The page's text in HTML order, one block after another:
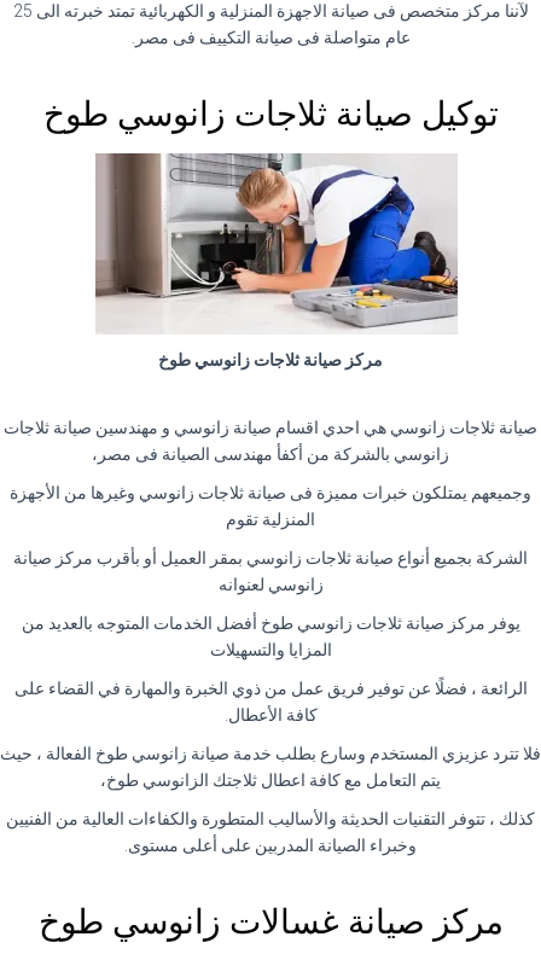
لآننا مركز متخصص فى صيانة الاجهزة المنزلية و الكهربائية تمتد خبرته الى 25
عام متواصلة فى صيانة التكييف فى مصر.
توكيل صيانة ثلاجات زانوسي طوخ
مركز صيانة ثلاجات زانوسي طوخ
صيانة ثلاجات زانوسي هي احدي اقسام صيانة زانوسي و مهندسين صيانة ثلاجات
زانوسي بالشركة من أكفأ مهندسى الصيانة فى مصر،
وجميعهم يمتلكون خبرات مميزة فى صيانة ثلاجات زانوسي وغيرها من الأجهزة
المنزلية تقوم
الشركة بجميع أنواع صيانة ثلاجات زانوسي بمقر العميل أو بأقرب مركز صيانة
زانوسي لعنوانه
يوفر مركز صيانة ثلاجات زانوسي طوخ أفضل الخدمات المتوجه بالعديد من
المزايا والتسهيلات
الرائعة ، فضلًا عن توفير فريق عمل من ذوي الخبرة والمهارة في القضاء على
كافة الأعطال.
فلا تترد عزيزي المستخدم وسارع بطلب خدمة صيانة زانوسي طوخ الفعالة ، حيث
يتم التعامل مع كافة اعطال ثلاجتك الزانوسي طوخ،
كذلك ، تتوفر التقنيات الحديثة والأساليب المتطورة والكفاءات العالية من الفنيين
وخبراء الصيانة المدربين على أعلى مستوى.
مركز صيانة غسالات زانوسي طوخ